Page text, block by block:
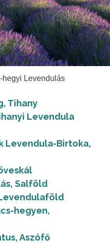
hegyi Levendulás
Tihany
Levendula
Levendula-Birtoka,
Salföld
hegyen,
Aszófő